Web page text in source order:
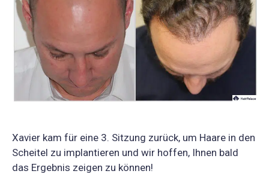
Xavier kam für eine 3. Sitzung zurück, um Haare in den
Scheitel zu implantieren und wir hoffen, Ihnen bald
das Ergebnis zeigen zu können!